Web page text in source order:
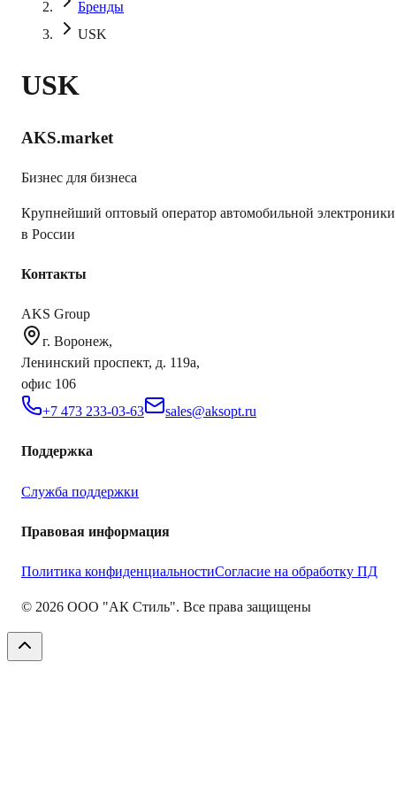
Бренды
USK
USK
AKS.market
Бизнес для бизнеса
Крупнейший оптовый оператор автомобильной электроники
в России
Контакты
AKS Group
г. Воронеж,
Ленинский проспект, д. 119а,
офис 106
+7 473 233-03-63
sales@aksopt.ru
Поддержка
Служба поддержки
Правовая информация
Политика конфиденциальностиСогласие на обработку ПД
© 2026 ООО "АК Стиль". Все права защищены